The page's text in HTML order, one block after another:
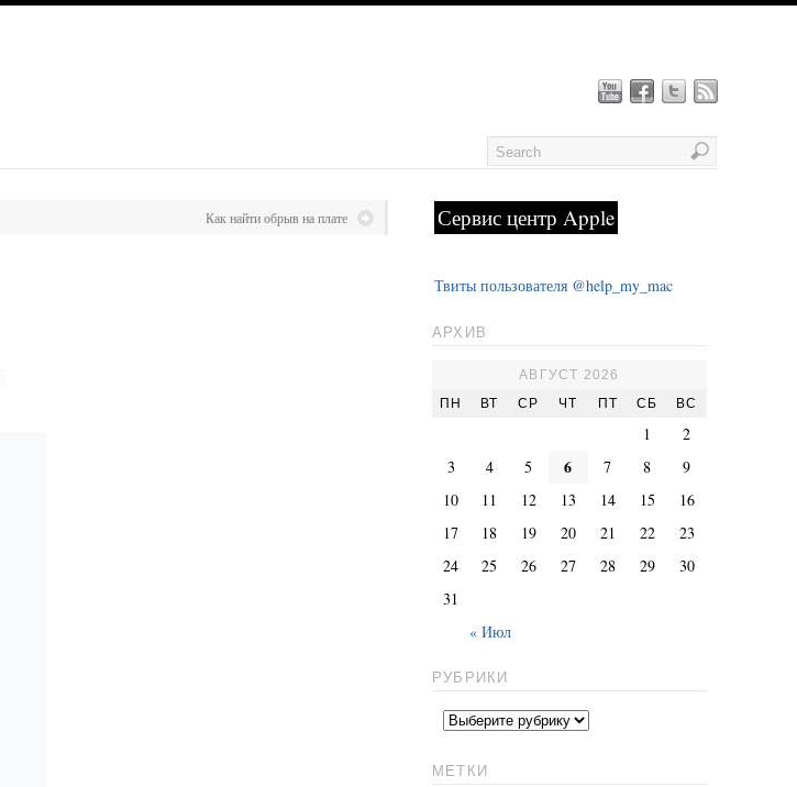
Как найти обрыв на плате Сервис центр Apple
Твиты пользователя @help_my_mac
АРХИВ
АВГУСТ 2026
ПН
ВТ СР ЧТ ПТ СБ ВС
« Июл
1
2
3
4 5 6 7 8
9
10
11 12 13 14 15
16
17
18 19 20 21 22
23
24
25 26 27 28 29
30
31
РУБРИКИ
МЕТКИ